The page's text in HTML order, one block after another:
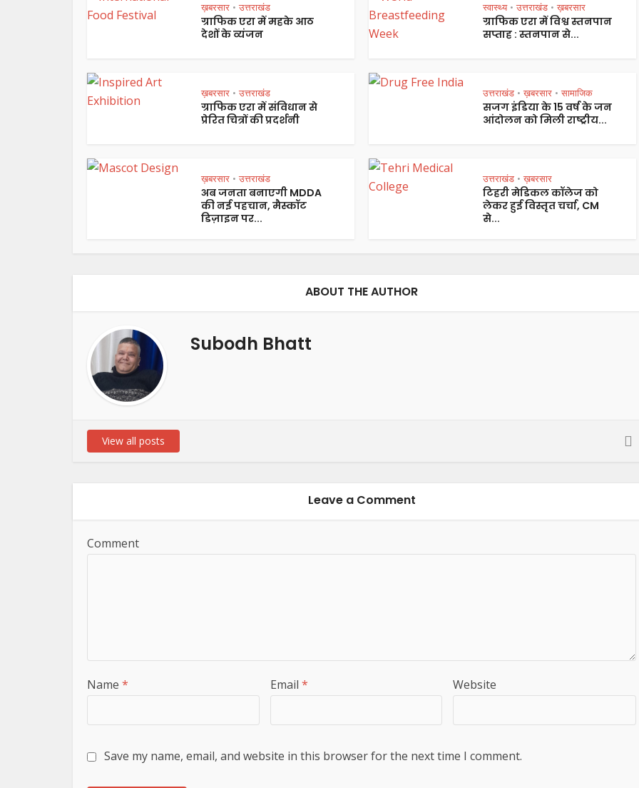
ख़बरसार • उत्तराखंड
ग्राफिक एरा में महके आठ
देशों के व्यंजन
स्वास्थ्य • उत्तराखंड • ख़बरसार
ग्राफिक एरा में विश्व स्तनपान
सप्ताह : स्तनपान से...
ख़बरसार • उत्तराखंड
ग्राफिक एरा में संविधान से
प्रेरित चित्रों की प्रदर्शनी
उत्तराखंड • ख़बरसार • सामाजिक
सजग इंडिया के 15 वर्ष के जन
आंदोलन को मिली राष्ट्रीय...
ख़बरसार • उत्तराखंड
अब जनता बनाएगी MDDA
की नई पहचान, मैस्कॉट
डिज़ाइन पर...
उत्तराखंड • ख़बरसार
टिहरी मेडिकल कॉलेज को
लेकर हुई विस्तृत चर्चा, CM
से...
ABOUT THE AUTHOR
Subodh Bhatt
View all posts
Leave a Comment
Comment
Name * Email * Website
Save my name, email, and website in this browser for the next time I comment.